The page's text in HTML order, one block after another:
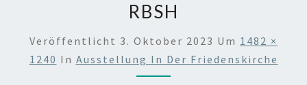
RBSH
Veröffentlicht 3. Oktober 2023 Um 1482 ×
1240 In Ausstellung In Der Friedenskirche